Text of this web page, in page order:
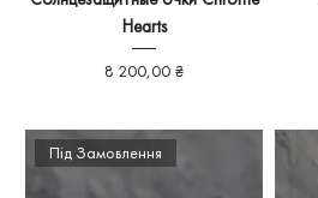
Hearts
Ціна
8 200,00 ₴
Під Замовлення